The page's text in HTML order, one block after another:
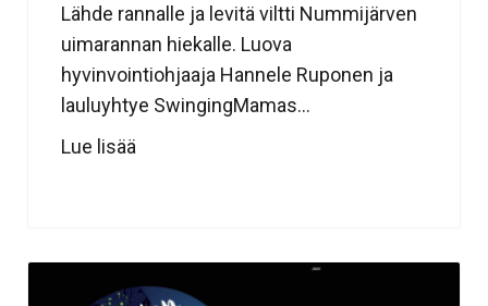
Lähde rannalle ja levitä viltti Nummijärven
uimarannan hiekalle. Luova
hyvinvointiohjaaja Hannele Ruponen ja
lauluyhtye SwingingMamas...
Lue lisää